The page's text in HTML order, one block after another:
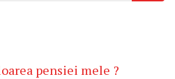
pensiei mele ?